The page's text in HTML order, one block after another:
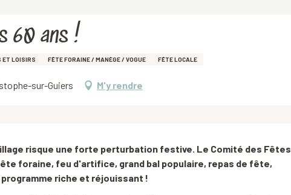
60 ans !
ET LOISIRS FÊTE FORAINE / MANÈGE / VOGUE FÊTE LOCALE
sur-Guiers M'y rendre
risque une forte perturbation festive. Le Comité des Fêtes
foraine, feu d'artifice, grand bal populaire, repas de fête,
riche et réjouissant !